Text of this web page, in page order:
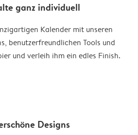
ganz individuell
Kalender mit unseren
benutzerfreundlichen Tools und
und verleih ihm ein edles Finish.
Designs